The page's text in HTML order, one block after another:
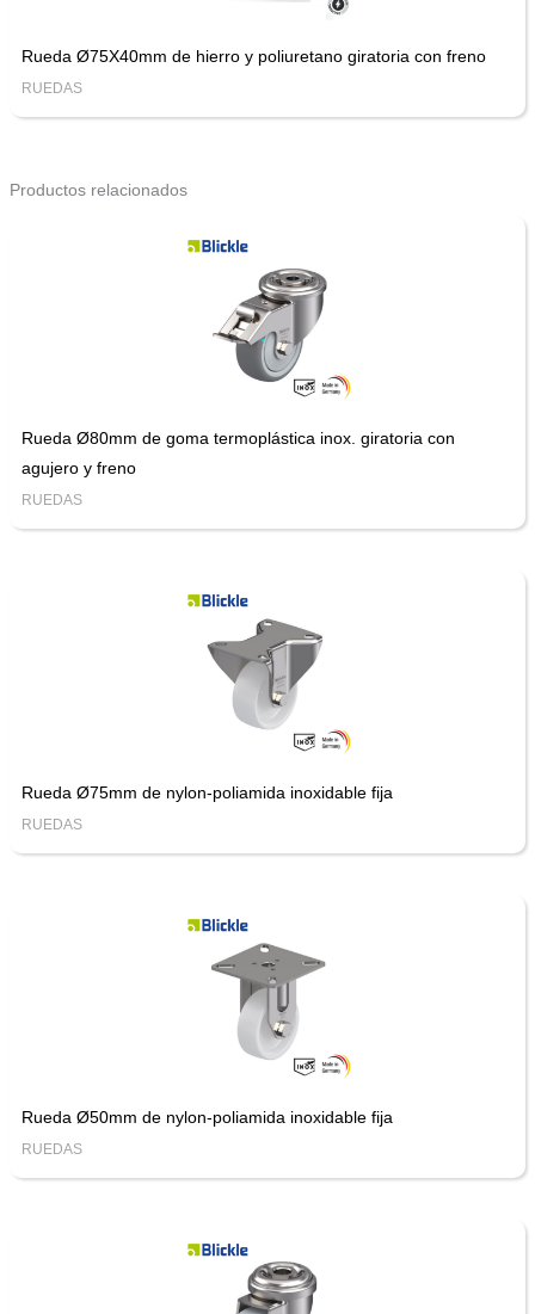
Rueda Ø75X40mm de hierro y poliuretano giratoria con freno
RUEDAS
Productos relacionados
Rueda Ø80mm de goma termoplástica inox. giratoria con
agujero y freno
RUEDAS
Rueda Ø75mm de nylon-poliamida inoxidable fija
RUEDAS
Rueda Ø50mm de nylon-poliamida inoxidable fija
RUEDAS